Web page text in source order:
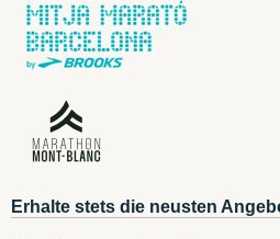
Erhalte stets die neusten